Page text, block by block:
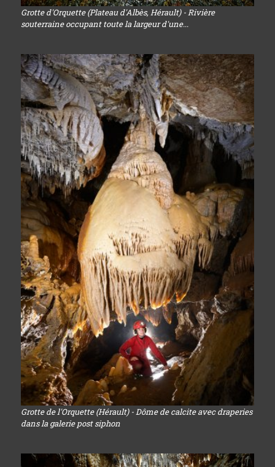
Grotte d'Orquette (Plateau d'Albès, Hérault) - Rivière
souterraine occupant toute la largeur d'une...
Grotte de l'Orquette (Hérault) - Dôme de calcite avec draperies
dans la galerie post siphon